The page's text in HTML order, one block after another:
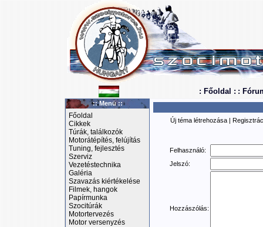
: Főoldal : :
:: Menü ::
Főoldal
Cikkek
Túrák, találkozók
Motorátépítés, felújítás
Tuning, fejlesztés
Szerviz
Vezetéstechnika
Galéria
Szavazás kiértékelése
Filmek, hangok
Papírmunka
Szocitúrák
Motortervezés
Motor versenyzés
Új téma létrehozása |
Felhasználó:
Jelszó:
Hozzászólás: